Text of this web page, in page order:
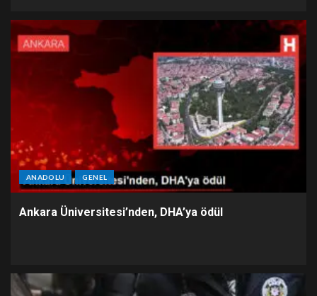
ANADOLU GENEL
Ankara Üniversitesi’nden, DHA’ya ödül